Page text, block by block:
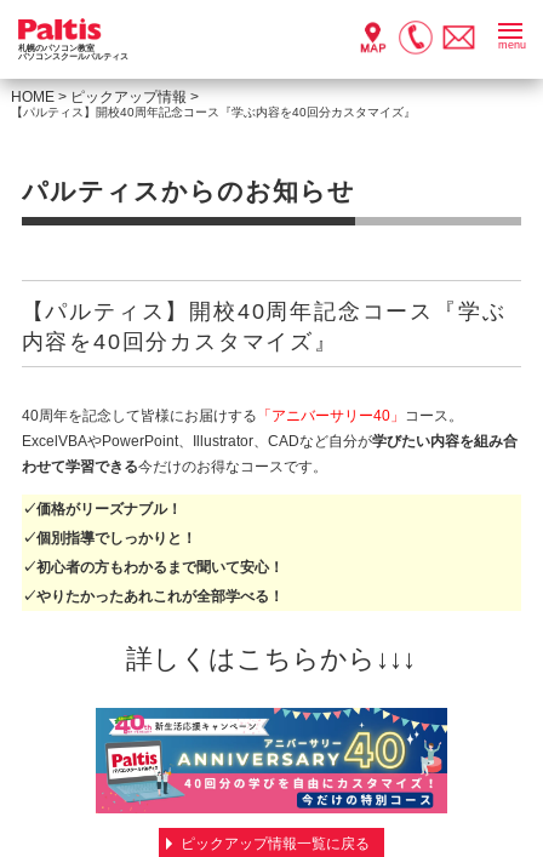
札幌のパソコン教室
パソコンスクールパルティス
menu
HOME> ピックアップ情報 >
【パルティス】開校40周年記念コース『学ぶ内容を40回分カスタマイズ』
パルティスからのお知らせ
【パルティス】開校40周年記念コース『学ぶ
内容を40回分カスタマイズ』
40周年を記念して皆様にお届けする 「アニバーサリー40」 コース。
ExcelVBAやPowerPoint、Illustrator、CADなど自分が学びたい内容を組み合
わせて学習できる今だけのお得なコースです。
✓価格がリーズナブル！
✓個別指導でしっかりと！
✓初心者の方もわかるまで聞いて安心！
✓やりたかったあれこれが全部学べる！
詳しくはこちらから↓↓↓
ピックアップ情報一覧に戻る